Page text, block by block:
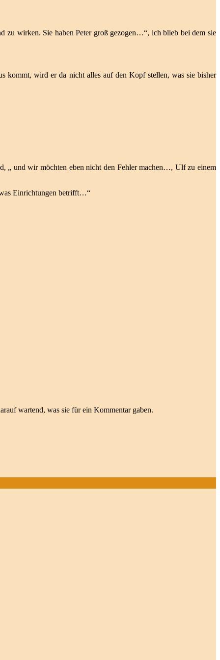
wirken. Sie haben Peter groß gezogen…“, ich blieb bei dem sie
kommt, wird er da nicht alles auf den Kopf stellen, was sie bisher
„ und wir möchten eben nicht den Fehler machen…, Ulf zu einem
Einrichtungen betrifft…“
wartend, was sie für ein Kommentar gaben.